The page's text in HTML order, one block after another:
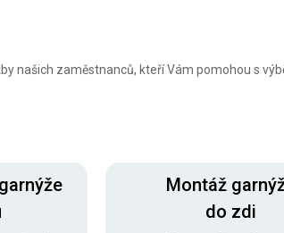
našich zaměstnanců, kteří Vám pomohou s
Montáž
do zdi